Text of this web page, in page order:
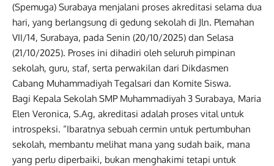
(Spemuga) Surabaya menjalani proses akreditasi selama dua
hari, yang berlangsung di gedung sekolah di Jln. Plemahan
VII/14, Surabaya, pada Senin (20/10/2025) dan Selasa
(21/10/2025). Proses ini dihadiri oleh seluruh pimpinan
sekolah, guru, staf, serta perwakilan dari Dikdasmen
Cabang Muhammadiyah Tegalsari dan Komite Siswa.
Bagi Kepala Sekolah SMP Muhammadiyah 3 Surabaya, Maria
Elen Veronica, S.Ag, akreditasi adalah proses vital untuk
introspeksi. “Ibaratnya sebuah cermin untuk pertumbuhan
sekolah, membantu melihat mana yang sudah baik, mana
yang perlu diperbaiki, bukan menghakimi tetapi untuk